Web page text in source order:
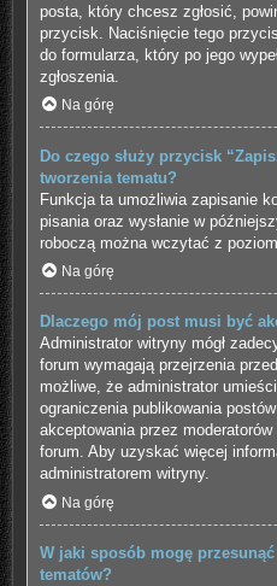
posta, który chcesz zgłosić,
przycisk. Naciśnięcie tego
do formularza, który po jego
zgłoszenia.
Na górę
Do czego służy przycisk
tworzenia tematu?
Funkcja ta umożliwia zapisanie
pisania oraz wysłanie w
roboczą można wczytać z
Na górę
Dlaczego mój post musi być
Administrator witryny mógł
forum wymagają przejrzenia
możliwe, że administrator
ograniczenia publikowania
akceptowania przez
forum. Aby uzyskać więcej
administratorem witryny.
Na górę
W jaki sposób mogę
tematów?